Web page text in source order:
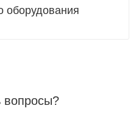
оборудования
вопросы?